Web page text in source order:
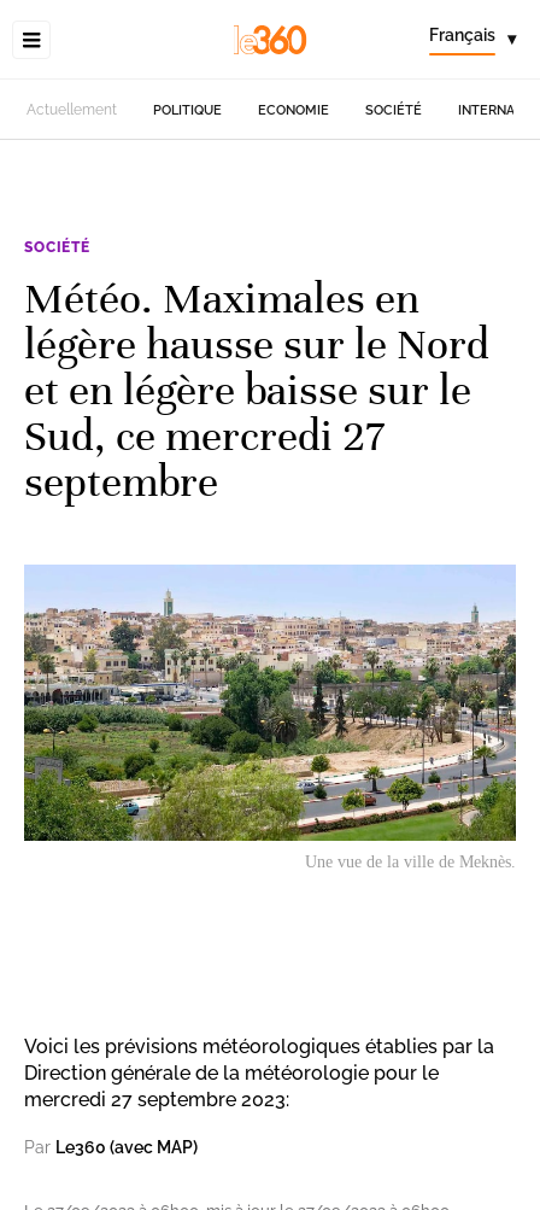
Français ▾
Actuellement POLITIQUE ECONOMIE SOCIÉTÉ
SOCIÉTÉ
Météo. Maximales en
légère hausse sur le Nord
et en légère baisse sur le
Sud, ce mercredi 27
septembre
Une vue de la ville de Meknès.
Voici les prévisions météorologiques établies par la
Direction générale de la météorologie pour le
mercredi 27 septembre 2023:
Par Le360 (avec MAP)